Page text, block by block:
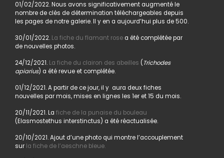
01/02/2022. Nous avons significativement augmenté le
nombre de clés de détermination téléchargeables depuis
les pages de notre galerie. Il y en a aujourd’hui plus de 500.
30/01/2022. La fiche du flamant rosea été complétée par
de nouvelles photos.
24/12/2021. La fiche du clairon des abeilles ( Trichodes
apiarius) a été revue et complétée.
01/12/2021. A partir de ce jour, il y aura deux fiches
nouvelles par mois, mises en lignes les 1er et 15 du mois.
20/11/2021. La fiche de la punaise du bouleau
(Elasmostethus interstinctus) a été réactualisée.
20/10/2021. Ajout d’une photo qui montre l’accouplement
sur la fiche de l’aeschne bleue.